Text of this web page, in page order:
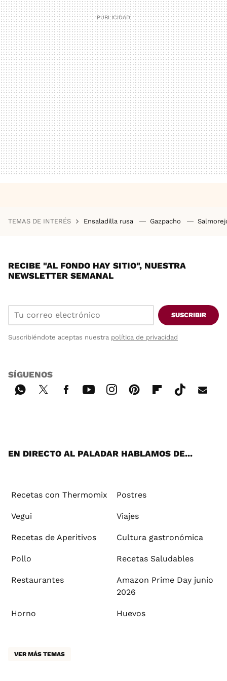
TEMAS DE INTERÉS Ensaladilla rusa Gazpacho
RECIBE "AL FONDO HAY SITIO", NUESTRA
NEWSLETTER SEMANAL
SUSCRIBIR
Suscribiéndote aceptas nuestra política de privacidad
SÍGUENOS
EN DIRECTO AL PALADAR HABLAMOS DE...
Recetas con Thermomix Postres
Vegui Viajes
Recetas de Aperitivos Cultura gastronómica
Pollo Recetas Saludables
Restaurantes
Amazon Prime Day junio
2026
Horno Huevos
VER MÁS TEMAS